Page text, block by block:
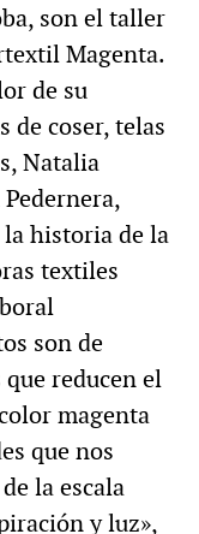
son el taller
Magenta.
de su
de coser, telas
Natalia
historia de la
textiles
son de
reducen el
magenta
que nos
la escala
y luz»,